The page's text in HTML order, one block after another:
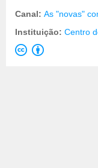
Canal: As "novas"
Instituição: Centro